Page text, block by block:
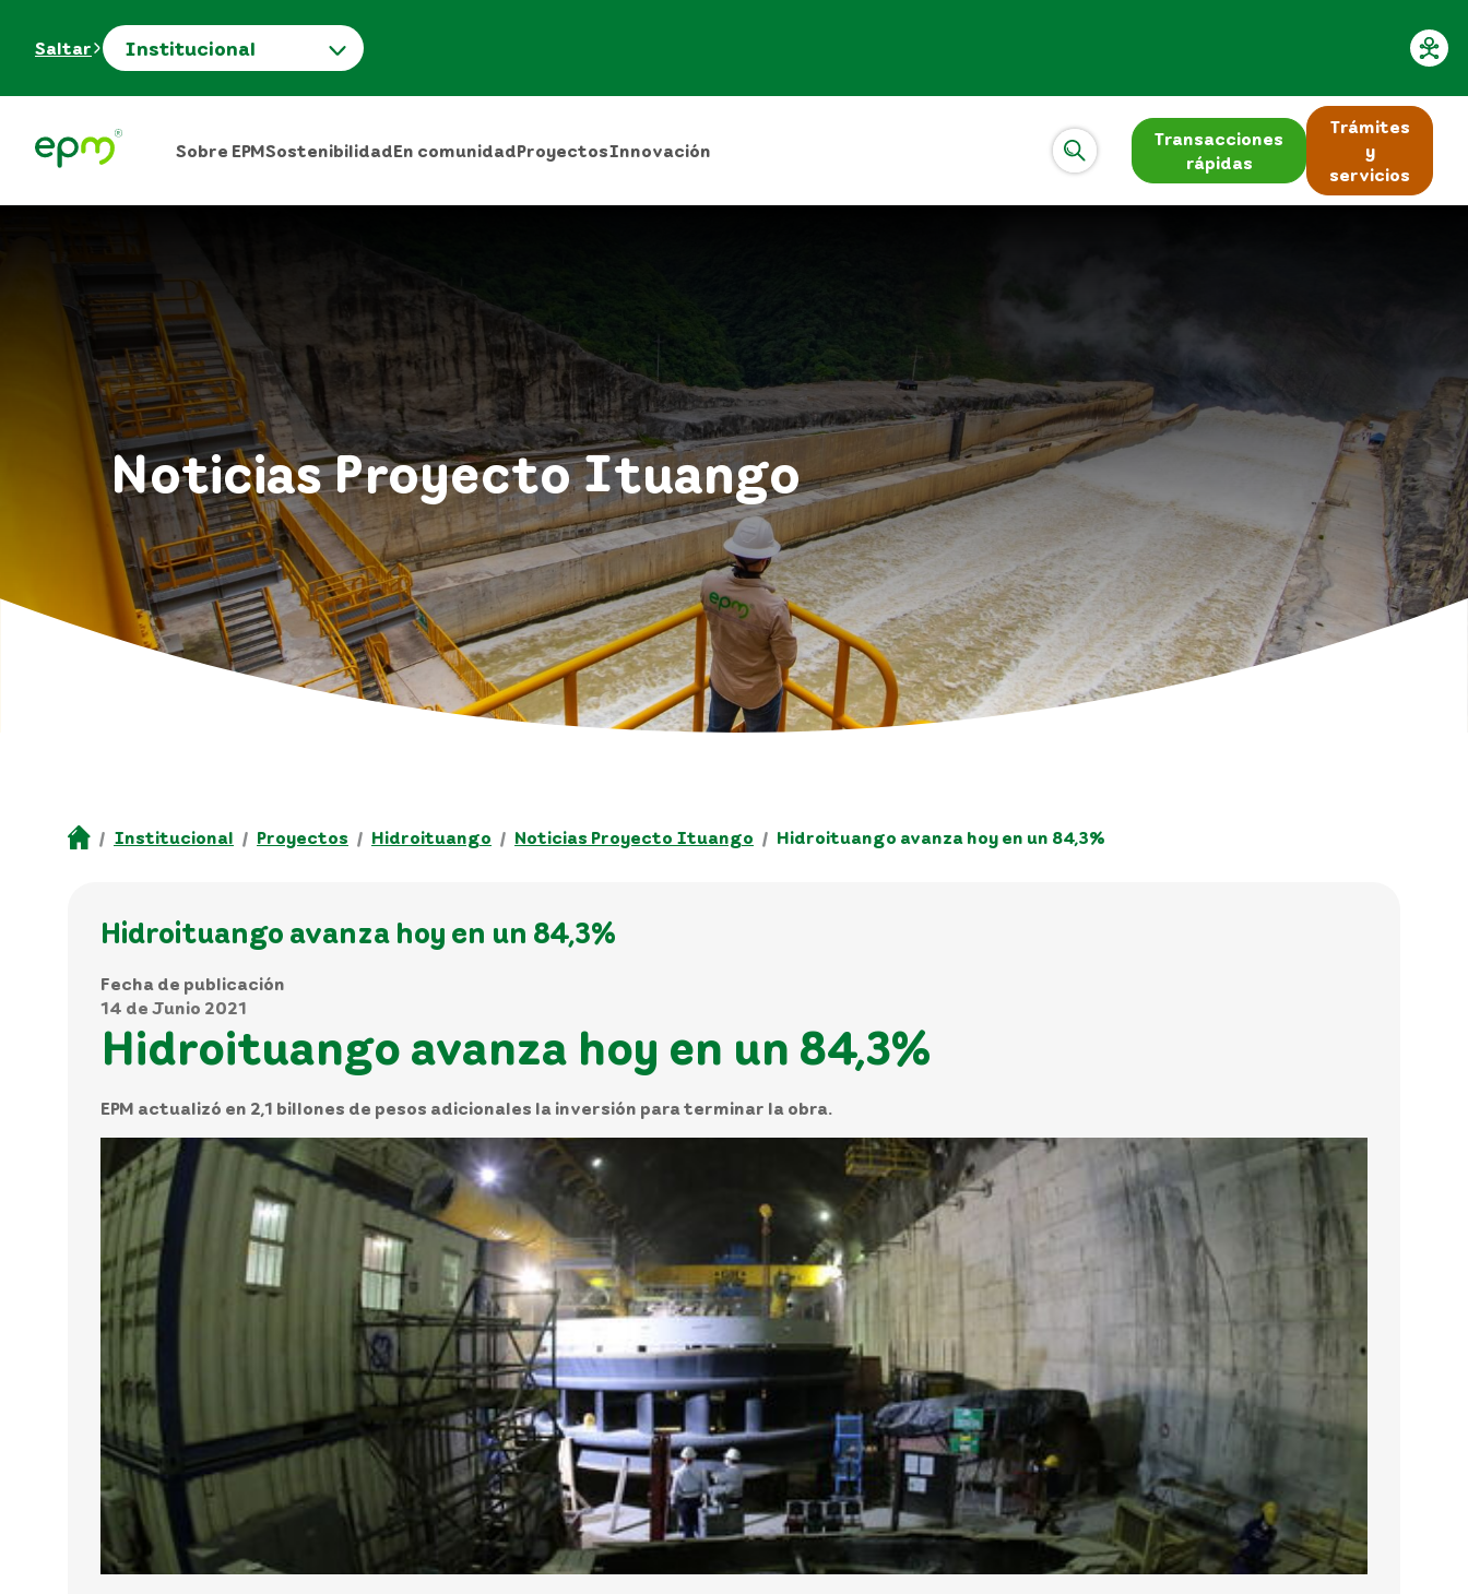
Saltar Institucional
Sobre EPMSostenibilidadEn comunidadProyectosInnovación
Transacciones
rápidas
Trámites
y
servicios
Noticias Proyecto Ituango
Institucional Proyectos Hidroituango Noticias Proyecto Ituango Hidroituango avanza hoy en un 84,3%
Hidroituango avanza hoy en un 84,3%
Fecha de publicación
14 de Junio 2021
Hidroituango avanza hoy en un 84,3%
EPM actualizó en 2,1 billones de pesos adicionales la inversión para terminar la obra.